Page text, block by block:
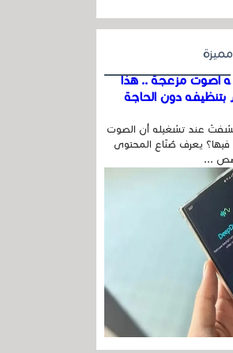
أصوت مزعجة .. هذا
بتنظيفه دون الحاجة
عند تشغيله أن الصوت
يعرف صُنّاع المحتوى
...